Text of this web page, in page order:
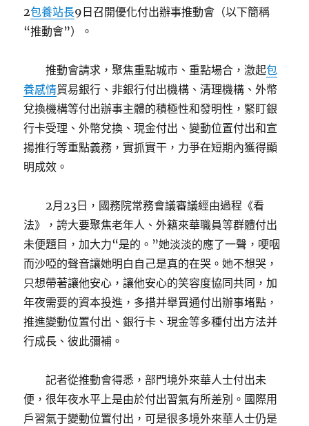
2包養站長9日召開優化付出辦事推動會（以下簡稱
“推動會”）。
推動會請求，聚焦重點城市、重點場合，激起包
養感情貿易銀行、非銀行付出機構、清理機構、外幣
兌換機構等付出辦事主體的積極性和發明性，緊盯銀
行卡受理、外幣兌換、現金付出、變動位置付出和宣
揚推行等重點義務，實抓實干，力爭在短期內獲得顯
明成效。
2月23日，國務院常務會議審議經由過程《看
法》，誇大要聚焦老年人、外籍來華職員等群體付出
未便題目，加大力“是的。”她淡淡的應了一聲，哽咽
而沙啞的聲音讓她明白自己是真的在哭。她不想哭，
只想帶著讓他安心，讓他安心的笑容度協同共同，加
年夜需要的資本投進，多措并舉買通付出辦事堵點，
推進變動位置付出、銀行卡、現金等多種付出方法并
行成長、彼此彌補。
記者從推動會得悉，部門境外來華人士付出未
便，很年夜水平上是由於付出習氣有所差別。國際用
戶習氣于變動位置付出，可是很多境外來華人士仍是